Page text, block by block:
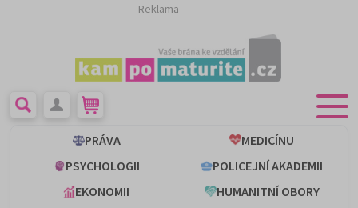
Reklama
PRÁVA
MEDICÍNU
PSYCHOLOGII
POLICEJNÍ AKADEMII
EKONOMII
HUMANITNÍ OBORY